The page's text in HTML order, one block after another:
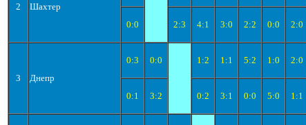
2 Шахтер
0:0
2:3 4:1 3:0 2:2 0:0 2:0
3 Днепр
0:3 0:0 1:2 1:1 5:2 1:0 2:0
0:1
3:2 0:2 3:1 0:0 5:0 1:1